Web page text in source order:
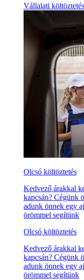
Vállalati költöztetés
Olcsó költöztetés
Kedvező árakkal
kapcsán? Cégünk
adunk önnek egy
örömmel segítünk
Olcsó költöztetés
Kedvező árakkal
kapcsán? Cégünk
adunk önnek egy
örömmel segítünk